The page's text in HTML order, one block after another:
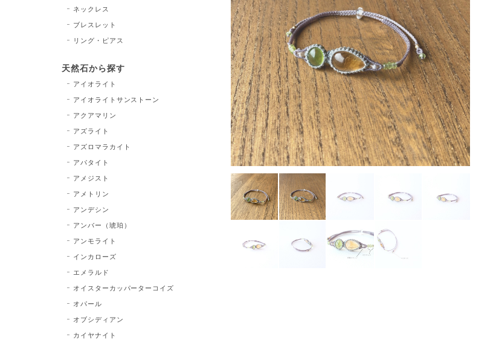
ネックレス
ブレスレット
リング・ピアス
天然石から探す
アイオライト
アイオライトサンストーン
アクアマリン
アズライト
アズロマラカイト
アパタイト
アメジスト
アメトリン
アンデシン
アンバー（琥珀）
アンモライト
インカローズ
エメラルド
オイスターカッパーターコイズ
オパール
オブシディアン
カイヤナイト